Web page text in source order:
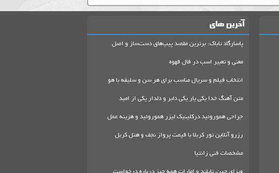
آخرین های
پاسارگاد تاباک: برترین مقصد پیپ‌های دست‌ساز و اصل
معنی و تعبیر اسب در فال قهوه
انتخاب فیلم و سریال مناسب برای هر سن و سلیقه با هو
متن آهنگ خدا یکی یار یکی دلبر و دلدار یکی از امید
جراحی هموروئید درکلینیک لیزر هموروئید و هزینه عمل
رزرو آنلاین تور کربلا با قیمت پرواز نجف و هتل کربل
مشخصات فنی زانتیا